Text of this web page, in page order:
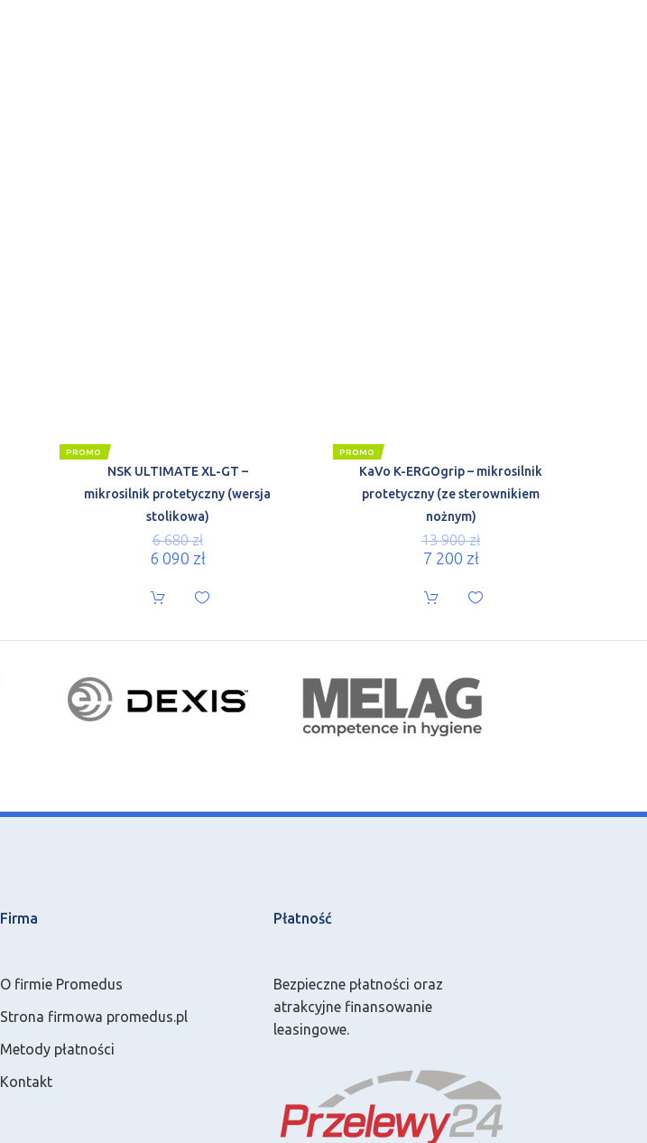
PROMO
NSK ULTIMATE XL-GT –
mikrosilnik protetyczny (wersja
stolikowa)
6 680zł
6 090 zł
PROMO
KaVo K-ERGOgrip – mikrosilnik
protetyczny (ze sterownikiem
nożnym)
13 900zł
7 200 zł
Firma
O firmie Promedus
Strona firmowa promedus.pl
Metody płatności
Kontakt
Płatność
Bezpieczne płatności oraz
atrakcyjne finansowanie
leasingowe.